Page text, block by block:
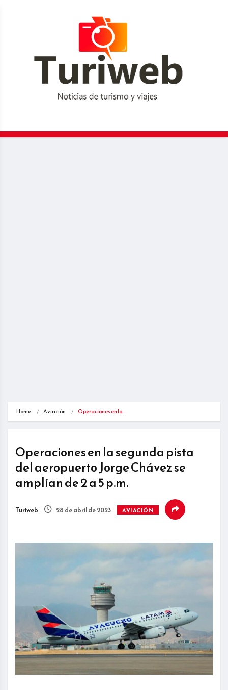
Home Aviación Operaciones en la…
Operaciones en la segunda pista
del aeropuerto Jorge Chávez se
amplían de 2 a 5 p.m.
Turiweb 28 de abril de 2023 AVIACIÓN